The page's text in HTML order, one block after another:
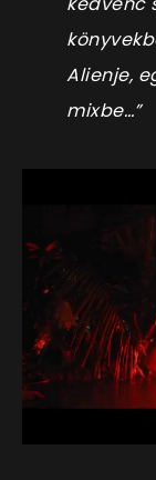
Alienje,
mixbe…”